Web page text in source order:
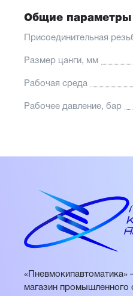
Общие параметры
Присоединительная
Размер цанги, мм
Рабочая среда
Рабочее давление, бар
«Пневмокипавтоматика»
магазин промышленного